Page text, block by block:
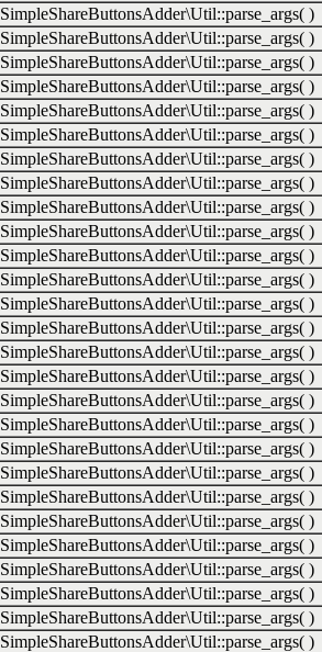
SimpleShareButtonsAdder\Util::parse_args( )
SimpleShareButtonsAdder\Util::parse_args( )
SimpleShareButtonsAdder\Util::parse_args( )
SimpleShareButtonsAdder\Util::parse_args( )
SimpleShareButtonsAdder\Util::parse_args( )
SimpleShareButtonsAdder\Util::parse_args( )
SimpleShareButtonsAdder\Util::parse_args( )
SimpleShareButtonsAdder\Util::parse_args( )
SimpleShareButtonsAdder\Util::parse_args( )
SimpleShareButtonsAdder\Util::parse_args( )
SimpleShareButtonsAdder\Util::parse_args( )
SimpleShareButtonsAdder\Util::parse_args( )
SimpleShareButtonsAdder\Util::parse_args( )
SimpleShareButtonsAdder\Util::parse_args( )
SimpleShareButtonsAdder\Util::parse_args( )
SimpleShareButtonsAdder\Util::parse_args( )
SimpleShareButtonsAdder\Util::parse_args( )
SimpleShareButtonsAdder\Util::parse_args( )
SimpleShareButtonsAdder\Util::parse_args( )
SimpleShareButtonsAdder\Util::parse_args( )
SimpleShareButtonsAdder\Util::parse_args( )
SimpleShareButtonsAdder\Util::parse_args( )
SimpleShareButtonsAdder\Util::parse_args( )
SimpleShareButtonsAdder\Util::parse_args( )
SimpleShareButtonsAdder\Util::parse_args( )
SimpleShareButtonsAdder\Util::parse_args( )
SimpleShareButtonsAdder\Util::parse_args( )